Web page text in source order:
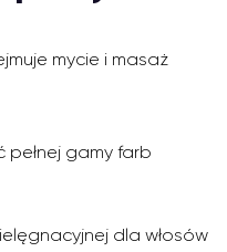
mycie i masaż
gamy farb
dla włosów